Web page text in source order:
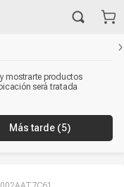
mostrarte productos
será tratada
Más tarde (4)